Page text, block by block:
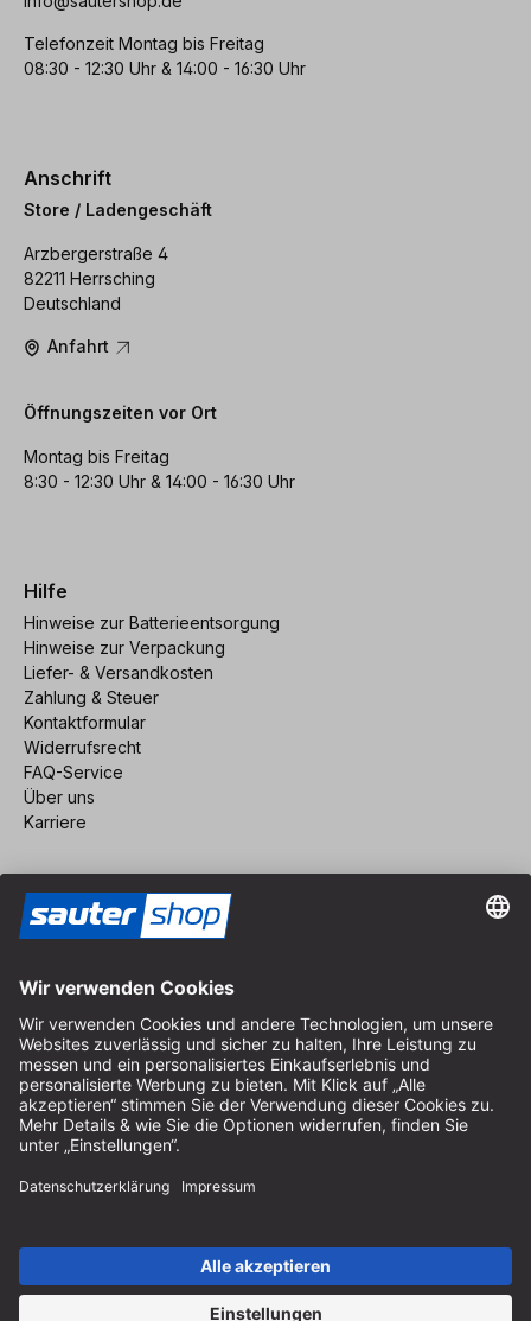
Telefonzeit Montag bis Freitag
08:30 - 12:30 Uhr & 14:00 - 16:30 Uhr
Anschrift
Store / Ladengeschäft
Arzbergerstraße 4
82211 Herrsching
Deutschland
Anfahrt
Öffnungszeiten vor Ort
Montag bis Freitag
8:30 - 12:30 Uhr & 14:00 - 16:30 Uhr
Hilfe
Hinweise zur Batterieentsorgung
Hinweise zur Verpackung
Liefer- & Versandkosten
Zahlung & Steuer
Kontaktformular
Widerrufsrecht
FAQ-Service
Über uns
Karriere
Impressum
AGB
Datenschutz
Cookie-Einstellungen
© 2026 sauter GmbH
* kostenloser Versand ab 150 Euro Bestellwert innerhalb
Deutschlands für die Standard-Paketgrößen - ausgenommen
Sperrgut und Fracht
In Abh. des Lieferlandes kann die MwSt. an der Kasse variieren.